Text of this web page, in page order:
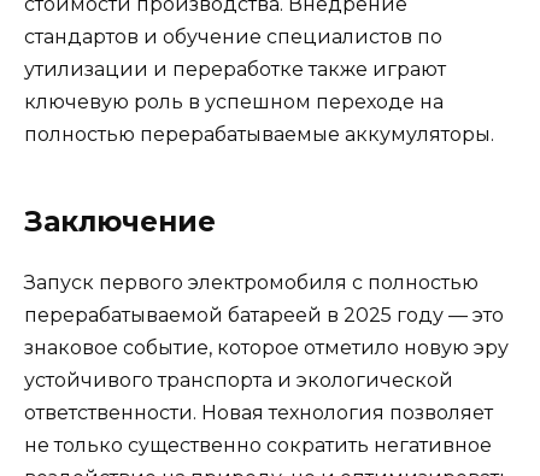
стандартов и обучение специалистов по
утилизации и переработке также играют
ключевую роль в успешном переходе на
полностью перерабатываемые аккумуляторы.
Заключение
Запуск первого электромобиля с полностью
перерабатываемой батареей в 2025 году — это
знаковое событие, которое отметило новую эру
устойчивого транспорта и экологической
ответственности. Новая технология позволяет
не только существенно сократить негативное